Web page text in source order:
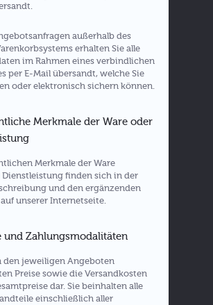
außerhalb des
erhalten Sie alle
im Rahmen eines verbindlichen
per E-Mail übersandt, welche Sie
oder elektronisch sichern können.
Merkmale der Ware oder
Merkmale der Ware
finden sich in der
und den ergänzenden
unserer Internetseite.
und Zahlungsmodalitäten
den jeweiligen Angeboten
Preise sowie die Versandkosten
dar. Sie beinhalten alle
einschließlich aller